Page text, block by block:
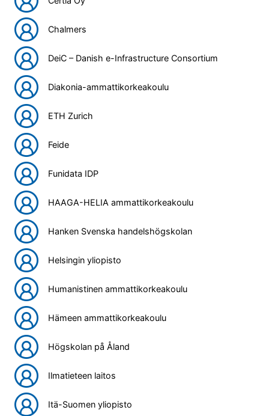
Chalmers
DeiC – Danish e-Infrastructure Consortium
Diakonia-ammattikorkeakoulu
ETH Zurich
Feide
Funidata IDP
HAAGA-HELIA ammattikorkeakoulu
Hanken Svenska handelshögskolan
Helsingin yliopisto
Humanistinen ammattikorkeakoulu
Hämeen ammattikorkeakoulu
Högskolan på Åland
Ilmatieteen laitos
Itä-Suomen yliopisto